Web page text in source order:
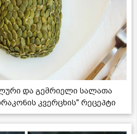
და გემრიელი სალათა
კვერცხის" რეცეპტი